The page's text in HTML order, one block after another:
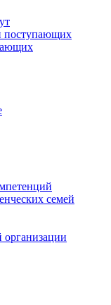
поступающих
семей
организации